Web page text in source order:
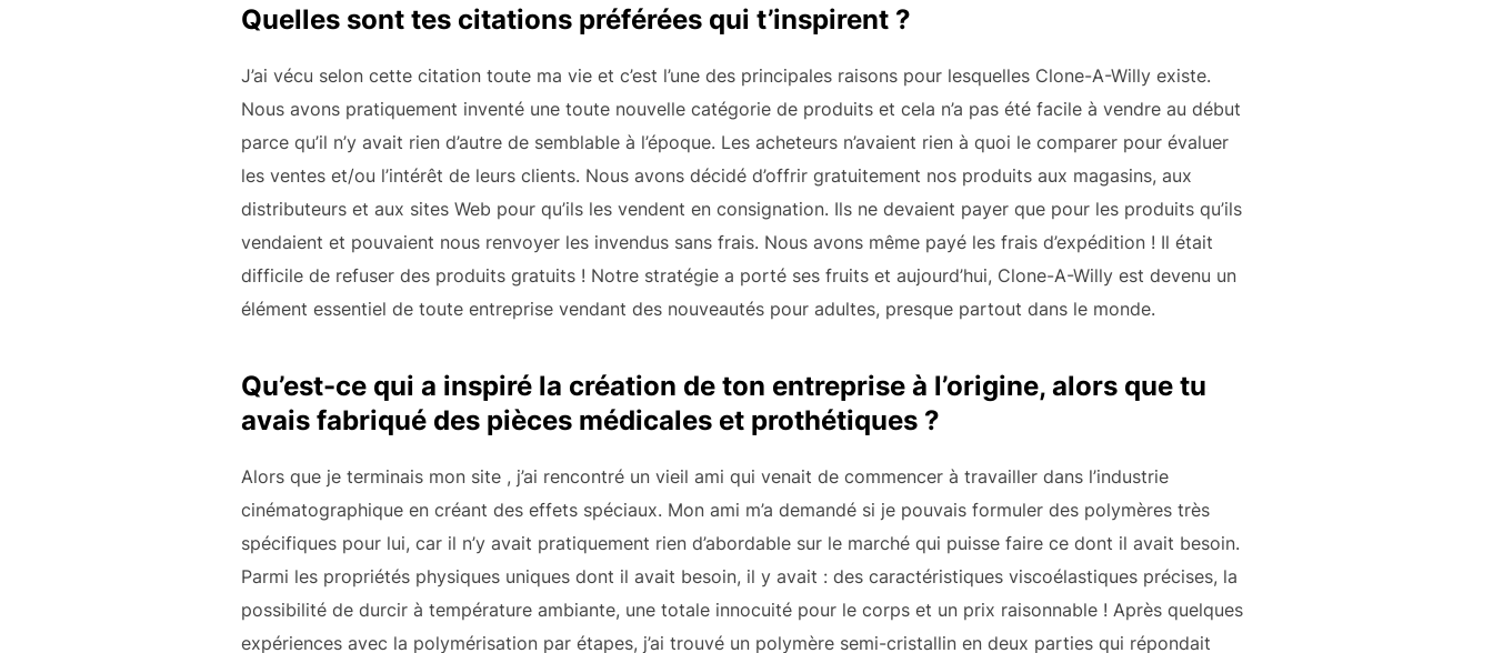
Quelles sont tes citations préférées qui t’inspirent ?
J’ai vécu selon cette citation toute ma vie et c’est l’une des principales raisons pour lesquelles Clone-A-Willy existe.
Nous avons pratiquement inventé une toute nouvelle catégorie de produits et cela n’a pas été facile à vendre au début
parce qu’il n’y avait rien d’autre de semblable à l’époque. Les acheteurs n’avaient rien à quoi le comparer pour évaluer
les ventes et/ou l’intérêt de leurs clients. Nous avons décidé d’offrir gratuitement nos produits aux magasins, aux
distributeurs et aux sites Web pour qu’ils les vendent en consignation. Ils ne devaient payer que pour les produits qu’ils
vendaient et pouvaient nous renvoyer les invendus sans frais. Nous avons même payé les frais d’expédition ! Il était
difficile de refuser des produits gratuits ! Notre stratégie a porté ses fruits et aujourd’hui, Clone-A-Willy est devenu un
élément essentiel de toute entreprise vendant des nouveautés pour adultes, presque partout dans le monde.
Qu’est-ce qui a inspiré la création de ton entreprise à l’origine, alors que tu
avais fabriqué des pièces médicales et prothétiques ?
Alors que je terminais mon site , j’ai rencontré un vieil ami qui venait de commencer à travailler dans l’industrie
cinématographique en créant des effets spéciaux. Mon ami m’a demandé si je pouvais formuler des polymères très
spécifiques pour lui, car il n’y avait pratiquement rien d’abordable sur le marché qui puisse faire ce dont il avait besoin.
Parmi les propriétés physiques uniques dont il avait besoin, il y avait : des caractéristiques viscoélastiques précises, la
possibilité de durcir à température ambiante, une totale innocuité pour le corps et un prix raisonnable ! Après quelques
expériences avec la polymérisation par étapes, j’ai trouvé un polymère semi-cristallin en deux parties qui répondait